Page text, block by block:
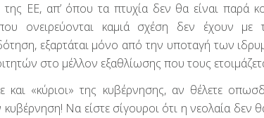
ΕΕ, απ’ όπου τα πτυχία δεν θα είναι παρά
ονειρεύονται καμιά σχέση δεν έχουν με
εξαρτάται μόνο από την υποταγή των
στο μέλλον εξαθλίωσης που τους
και «κύριοι» της κυβέρνησης, αν θέλετε
κυβέρνηση! Να είστε σίγουροι ότι η νεολαία